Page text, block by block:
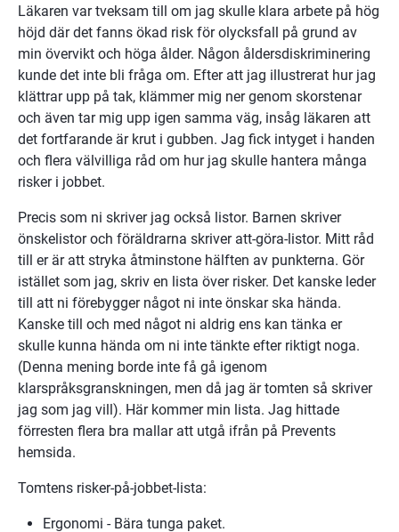
Läkaren var tveksam till om jag skulle klara arbete på hög
höjd där det fanns ökad risk för olycksfall på grund av
min övervikt och höga ålder. Någon åldersdiskriminering
kunde det inte bli fråga om. Efter att jag illustrerat hur jag
klättrar upp på tak, klämmer mig ner genom skorstenar
och även tar mig upp igen samma väg, insåg läkaren att
det fortfarande är krut i gubben. Jag fick intyget i handen
och flera välvilliga råd om hur jag skulle hantera många
risker i jobbet.
Precis som ni skriver jag också listor. Barnen skriver
önskelistor och föräldrarna skriver att-göra-listor. Mitt råd
till er är att stryka åtminstone hälften av punkterna. Gör
istället som jag, skriv en lista över risker. Det kanske leder
till att ni förebygger något ni inte önskar ska hända.
Kanske till och med något ni aldrig ens kan tänka er
skulle kunna hända om ni inte tänkte efter riktigt noga.
(Denna mening borde inte få gå igenom
klarspråksgranskningen, men då jag är tomten så skriver
jag som jag vill). Här kommer min lista. Jag hittade
förresten flera bra mallar att utgå ifrån på Prevents
hemsida.
Tomtens risker-på-jobbet-lista:
Ergonomi - Bära tunga paket.